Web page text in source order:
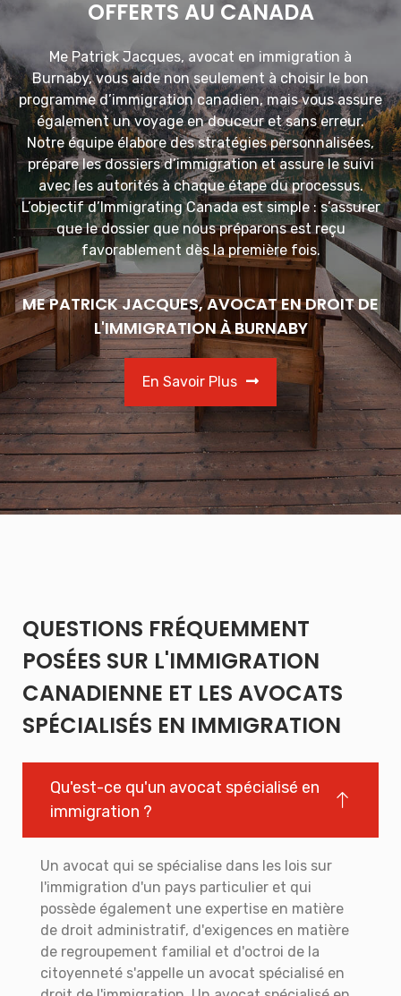
OFFERTS AU CANADA
Me Patrick Jacques, avocat en immigration à
Burnaby, vous aide non seulement à choisir le bon
programme d’immigration canadien, mais vous assure
également un voyage en douceur et sans erreur.
Notre équipe élabore des stratégies personnalisées,
prépare les dossiers d’immigration et assure le suivi
avec les autorités à chaque étape du processus.
L’objectif d’Immigrating Canada est simple : s’assurer
que le dossier que nous préparons est reçu
favorablement dès la première fois.
ME PATRICK JACQUES, AVOCAT EN DROIT DE
L'IMMIGRATION À BURNABY
En Savoir Plus
QUESTIONS FRÉQUEMMENT
POSÉES SUR L'IMMIGRATION
CANADIENNE ET LES AVOCATS
SPÉCIALISÉS EN IMMIGRATION
Qu'est-ce qu'un avocat spécialisé en
immigration ?
Un avocat qui se spécialise dans les lois sur
l'immigration d'un pays particulier et qui
possède également une expertise en matière
de droit administratif, d'exigences en matière
de regroupement familial et d'octroi de la
citoyenneté s'appelle un avocat spécialisé en